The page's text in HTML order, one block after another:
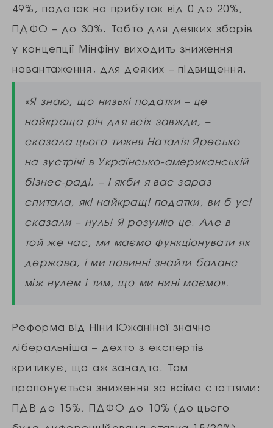
49%, податок на прибуток від 0 до 20%,
ПДФО – до 30%. Тобто для деяких зборів
у концепції Мінфіну виходить зниження
навантаження, для деяких – підвищення.
«Я знаю, що низькі податки – це
найкраща річ для всіх завжди, –
сказала цього тижня Наталія Яресько
на зустрічі в Українсько-американській
бізнес-раді, – і якби я вас зараз
спитала, які найкращі податки, ви б усі
сказали – нуль! Я розумію це. Але в
той же час, ми маємо функціонувати як
держава, і ми повинні знайти баланс
між нулем і тим, що ми нині маємо».
Реформа від Ніни Южаніної значно
ліберальніша – дехто з експертів
критикує, що аж занадто. Там
пропонується зниження за всіма статтями:
ПДВ до 15%, ПДФО до 10% (до цього